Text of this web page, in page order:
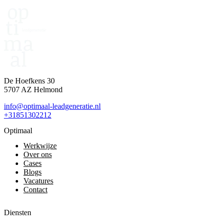
De Hoefkens 30
5707 AZ Helmond
info@optimaal-leadgeneratie.nl
+31851302212
Optimaal
Werkwijze
Over ons
Cases
Blogs
Vacatures
Contact
Diensten